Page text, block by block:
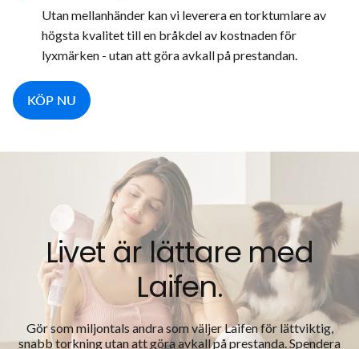
Utan mellanhänder kan vi leverera en torktumlare av
högsta kvalitet till en bråkdel av kostnaden för
lyxmärken - utan att göra avkall på prestandan.
KÖP NU
Livet är lättare med
Laifen.
Gör som miljontals andra som väljer Laifen för lättviktig,
snabb torkning utan att göra avkall på prestanda. Spendera